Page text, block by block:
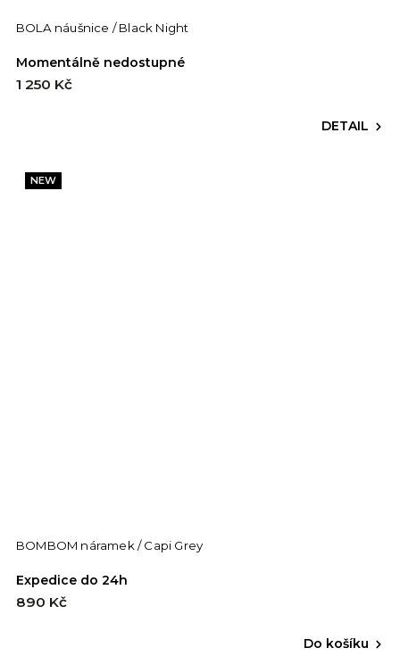
BOLA náušnice / Black Night
Momentálně nedostupné
1 250 Kč
DETAIL
NEW
BOMBOM náramek / Capi Grey
Expedice do 24h
890 Kč
Do košíku